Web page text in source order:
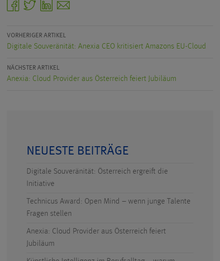
facebooktwitterlinkedin
email
VORHERIGER ARTIKEL
Digitale Souveränität: Anexia CEO kritisiert Amazons EU-Cloud
NÄCHSTER ARTIKEL
Anexia: Cloud Provider aus Österreich feiert Jubiläum
NEUESTE BEITRÄGE
Digitale Souveränität: Österreich ergreift die
Initiative
Technicus Award: Open Mind – wenn junge Talente
Fragen stellen
Anexia: Cloud Provider aus Österreich feiert
Jubiläum